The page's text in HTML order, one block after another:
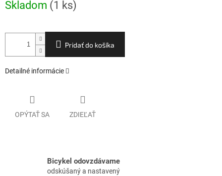
cena:
Skladom (1 ks)
Pridať do košíka
Detailné informácie
OPÝTAŤ SA ZDIEĽAŤ
Bicykel odovzdávame
odskúšaný a nastavený